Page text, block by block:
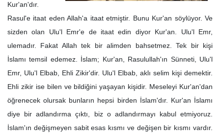
Kur'an'dır.
Rasul'e itaat eden Allah'a itaat etmiştir. Bunu Kur'an söylüyor. Ve
sizden olan Ulu'l Emr'e de itaat edin diyor Kur'an. Ulu'l Emr,
ulemadır. Fakat Allah tek bir alimden bahsetmez. Tek bir kişi
İslamı temsil edemez. İslam; Kur'an, Rasulullah'ın Sünneti, Ulu'l
Emr, Ulu'l Elbab, Ehli Zikir'dir. Ulu'l Elbab, aklı selim kişi demektir.
Ehli zikir ise bilen ve bildiğini yaşayan kişidir. Meseleyi Kur'an'dan
öğrenecek olursak bunların hepsi birden İslam'dır. Kur'an İslamı
diye bir adlandırma çıktı, biz o adlandırmayı kabul etmiyoruz.
İslam'ın değişmeyen sabit esas kısmı ve değişen bir kısmı vardır.